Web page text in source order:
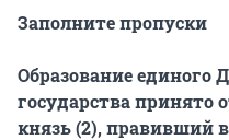
Заполните пропуски
Образование единого
государства принято
князь (2), правивший